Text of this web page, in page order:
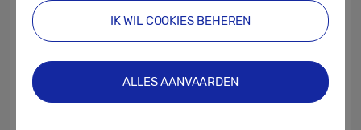
“In één woord: wow,”
IK WIL COOKIES BEHEREN
ALLES AANVAARDEN